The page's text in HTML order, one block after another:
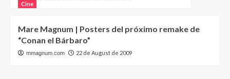
Cine
Mare Magnum | Posters del próximo remake de
“Conan el Bárbaro”
mmagnum.com 22 de August de 2009